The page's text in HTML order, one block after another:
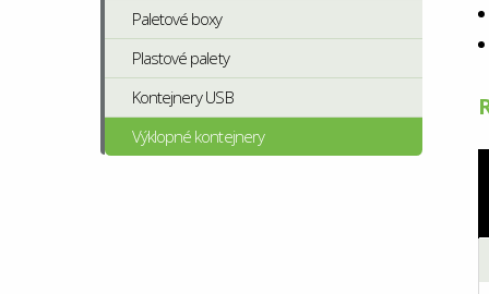
Paletové boxy
Plastové palety
Kontejnery USB
Výklopné kontejnery